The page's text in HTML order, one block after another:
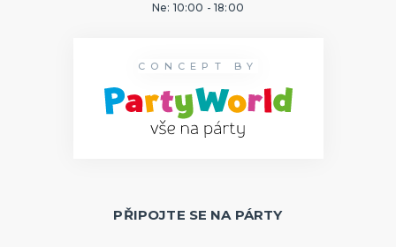
Ne: 10:00 - 18:00
CONCEPT BY
PŘIPOJTE SE NA PÁRTY